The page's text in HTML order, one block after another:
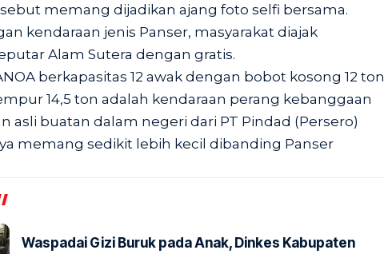
memang dijadikan ajang foto selfi bersama.
kendaraan jenis Panser, masyarakat diajak
Alam Sutera dengan gratis.
berkapasitas 12 awak dengan bobot kosong 12 ton
14,5 ton adalah kendaraan perang kebanggaan
asli buatan dalam negeri dari PT Pindad (Persero)
memang sedikit lebih kecil dibanding Panser
Waspadai Gizi Buruk pada Anak, Dinkes Kabupaten